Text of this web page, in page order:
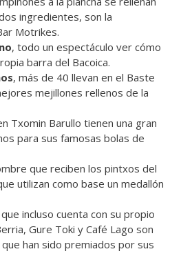
ingredientes, son la
Motrikes.
, todo un espectáculo ver cómo
barra del Bacoica.
, más de 40 llevan en el Baste
mejillones rellenos de la
Txomin Barullo tienen una gran
para sus famosas bolas de
que reciben los pintxos del
utilizan como base un medallón
que incluso cuenta con su propio
Gure Toki y Café Lago son
han sido premiados por sus